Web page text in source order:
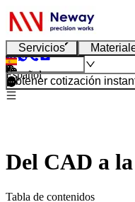
Servicios
Español
Obtener cotización
Del CAD a
Tabla de contenidos